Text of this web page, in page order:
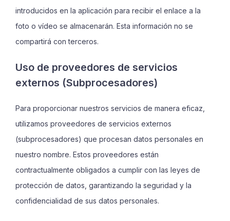
introducidos en la aplicación para recibir el enlace a la
foto o vídeo se almacenarán. Esta información no se
compartirá con terceros.
Uso de proveedores de servicios
externos (Subprocesadores)
Para proporcionar nuestros servicios de manera eficaz,
utilizamos proveedores de servicios externos
(subprocesadores) que procesan datos personales en
nuestro nombre. Estos proveedores están
contractualmente obligados a cumplir con las leyes de
protección de datos, garantizando la seguridad y la
confidencialidad de sus datos personales.